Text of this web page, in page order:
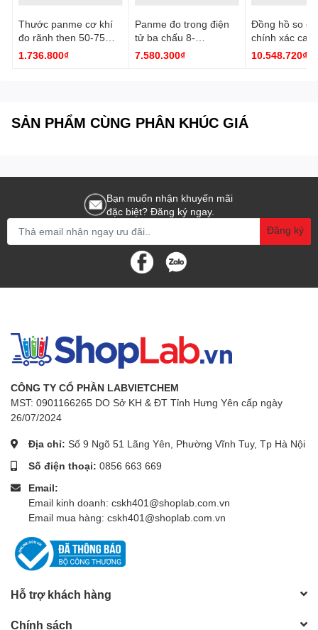
Thước panme cơ khí
đo rãnh then 50-75
mm 3233-75A Insize
1.736.800₫
Panme đo trong điện
tử ba chấu 8-
10mm/0.31-0.39''
7.580.300₫
Đồng hồ so
chính xác cao
0.001mm
10.548.720₫
SẢN PHẨM CÙNG PHÂN KHÚC GIÁ
Bạn muốn nhận khuyến mãi
đặc biệt? Đăng ký ngay.
Đăng ký
CÔNG TY CỔ PHẦN LABVIETCHEM
MST: 0901166265 DO Sở KH & ĐT Tỉnh Hưng Yên cấp ngày
26/07/2024
Địa chỉ: Số 9 Ngõ 51 Lãng Yên, Phường Vĩnh Tuy, Tp Hà Nội
Số điện thoại: 0856 663 669
Email:
Email kinh doanh: cskh401@shoplab.com.vn
Email mua hàng: cskh401@shoplab.com.vn
Hỗ trợ khách hàng
Chính sách